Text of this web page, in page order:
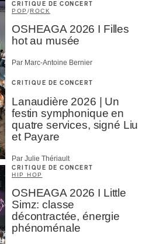
CRITIQUE DE CONCERT
POP /ROCK
OSHEAGA 2026 I Filles
hot au musée
Par Marc-Antoine Bernier
CRITIQUE DE CONCERT
Lanaudière 2026 | Un
festin symphonique en
quatre services, signé Liu
et Payare
Par Julie Thériault
CRITIQUE DE CONCERT
HIP HOP
OSHEAGA 2026 I Little
Simz: classe
décontractée, énergie
phénoménale